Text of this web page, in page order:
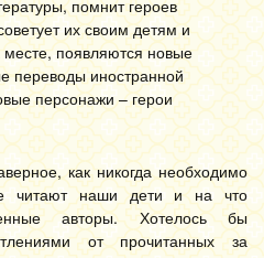
помнит героев
их своим детям и
появляются новые
переводы иностранной
персонажи – герои
как никогда необходимо
читают наши дети и на что
авторы. Хотелось бы
от прочитанных за